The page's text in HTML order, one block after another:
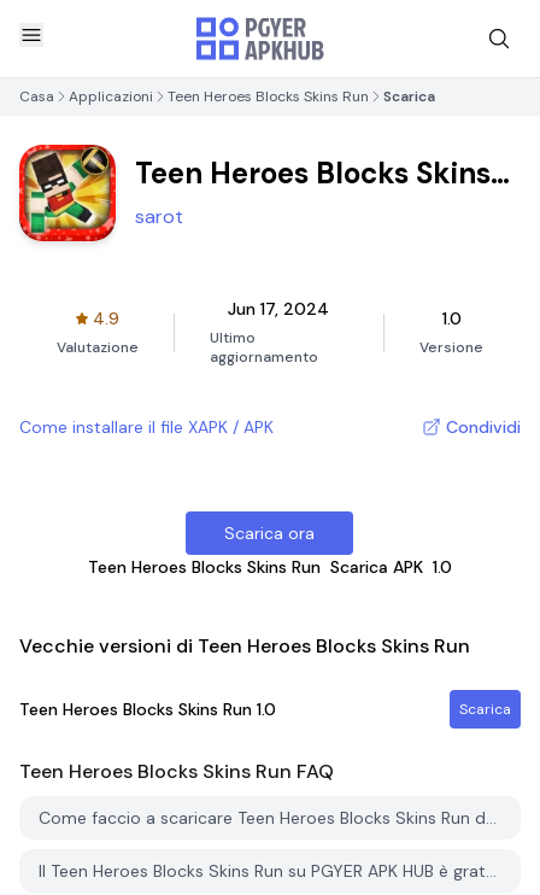
Casa Applicazioni Teen Heroes Blocks Skins Run Scarica
Teen Heroes Blocks Skins
Run
sarot
4.9
Valutazione
Jun 17, 2024
Ultimo
aggiornamento
1.0
Versione
Come installare il file XAPK / APK Condividi
Scarica ora
Teen Heroes Blocks Skins Run Scarica APK 1.0
Vecchie versioni di Teen Heroes Blocks Skins Run
Teen Heroes Blocks Skins Run 1.0 Scarica
Teen Heroes Blocks Skins Run FAQ
Come faccio a scaricare Teen Heroes Blocks Skins Run da PGYER APK HUB?
Il Teen Heroes Blocks Skins Run su PGYER APK HUB è gratuito?